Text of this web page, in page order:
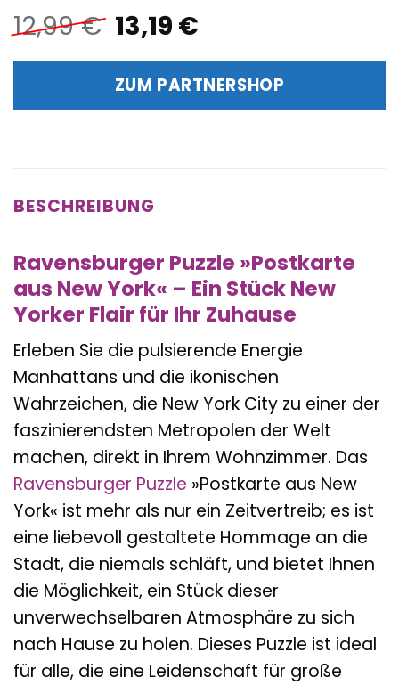
12,99€ Ursprünglicher
Preis
war:
12,99 €
13,19 €Aktueller
ist:
13,19 €.
ZUM PARTNERSHOP
BESCHREIBUNG
Ravensburger Puzzle »Postkarte
aus New York« – Ein Stück New
Yorker Flair für Ihr Zuhause
Erleben Sie die pulsierende Energie
Manhattans und die ikonischen
Wahrzeichen, die New York City zu einer der
faszinierendsten Metropolen der Welt
machen, direkt in Ihrem Wohnzimmer. Das
Ravensburger Puzzle »Postkarte aus New
York« ist mehr als nur ein Zeitvertreib; es ist
eine liebevoll gestaltete Hommage an die
Stadt, die niemals schläft, und bietet Ihnen
die Möglichkeit, ein Stück dieser
unverwechselbaren Atmosphäre zu sich
nach Hause zu holen. Dieses Puzzle ist ideal
für alle, die eine Leidenschaft für große